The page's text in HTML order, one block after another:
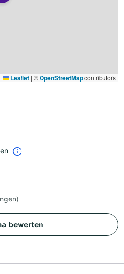
Leaflet | ©OpenStreetMapcontributors
bewerten